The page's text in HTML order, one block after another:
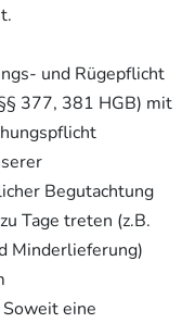
und Rügepflicht
377, 381 HGB) mit
Begutachtung
Tage treten (z.B.
Minderlieferung)
eine